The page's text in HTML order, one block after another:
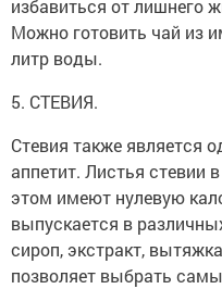
избавиться от лишнего
Можно готовить чай из
литр воды.
5. СТЕВИЯ.
Стевия также является
аппетит. Листья стевии
этом имеют нулевую
выпускается в
сироп, экстракт,
позволяет выбрать